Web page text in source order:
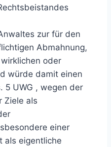
zur für den
Abmahnung,
oder
würde damit einen
5 UWG , wegen der
Ziele als
einer
als eigentliche